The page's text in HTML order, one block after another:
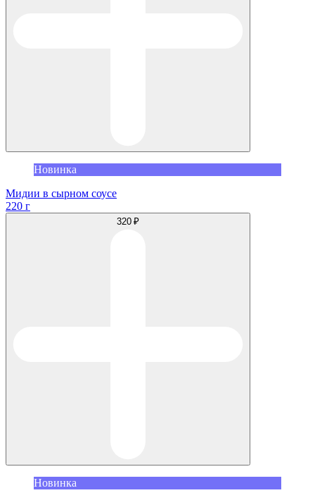
Новинка
Мидии в сырном соусе
220 г
320 ₽
Новинка